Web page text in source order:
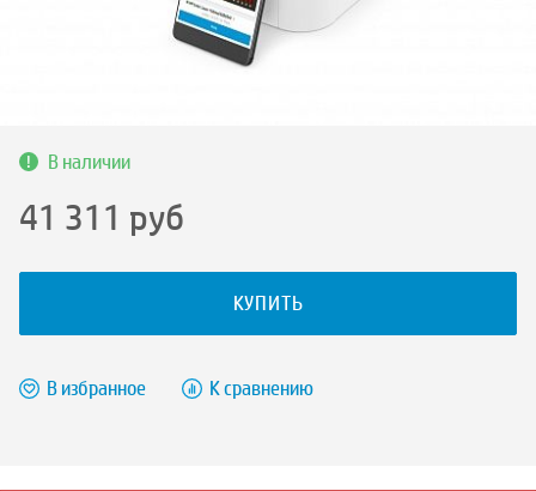
В наличии
41 311 руб
КУПИТЬ
В избранное К сравнению